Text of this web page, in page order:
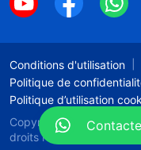
Conditions d'utilisation
Politique de
Politique d’utilisation
Copyright © 2026
droits réservés.